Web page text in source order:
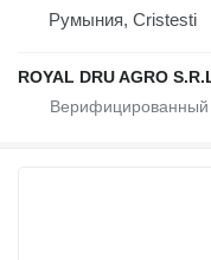
Румыния, Cristesti
ROYAL DRU AGRO